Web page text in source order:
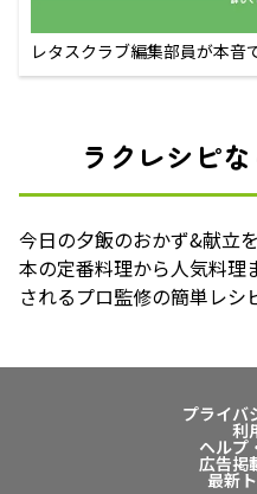
レタスクラブ編集部員が本音
ラクレシピ
今日の夕飯のおかず&献立
本の定番料理から人気料理
されるプロ監修の簡単レシ
プライバ
利
ヘルプ
広告掲
最新